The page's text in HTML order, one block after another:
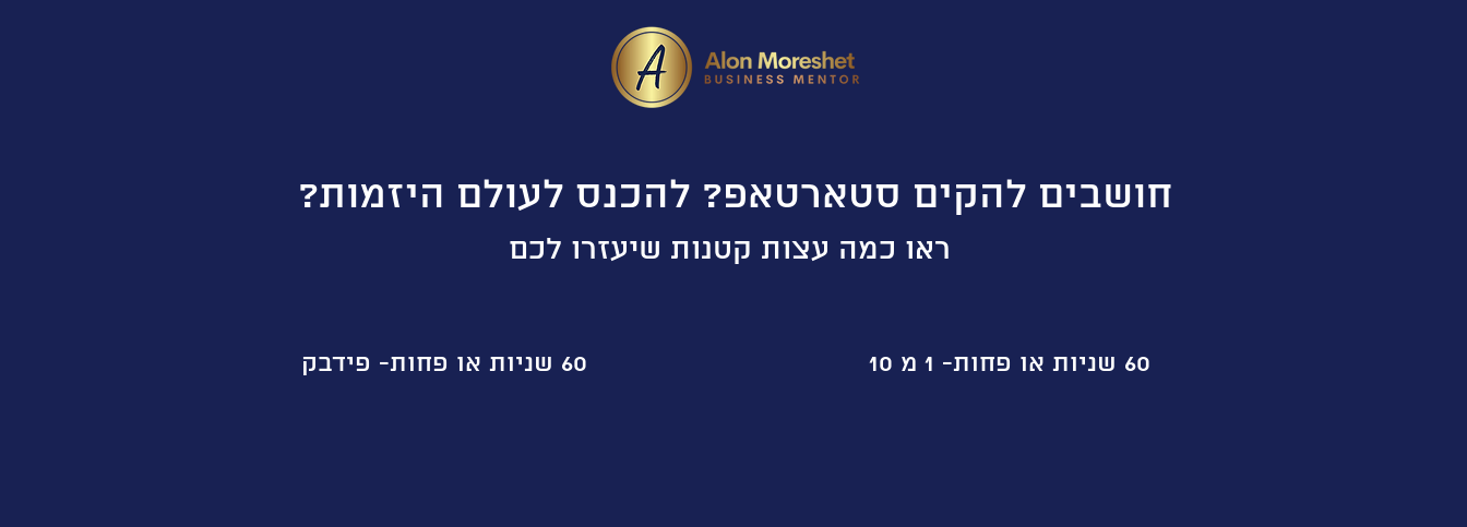
חושבים להקים סטארטאפ? להכנס לעולם היזמות?
ראו כמה עצות קטנות שיעזרו לכם
60 שניות או פחות- פידבק 60 שניות או פחות- 1 מ 10